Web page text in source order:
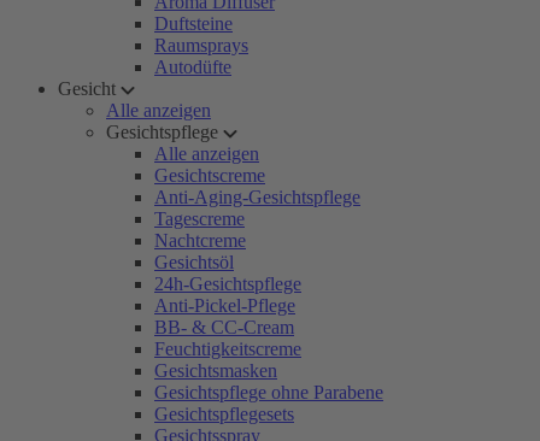
Duftsteine
Raumsprays
Autodüfte
Gesicht
Alle anzeigen
Gesichtspflege
Alle anzeigen
Gesichtscreme
Anti-Aging-Gesichtspflege
Tagescreme
Nachtcreme
Gesichtsöl
24h-Gesichtspflege
Anti-Pickel-Pflege
BB- & CC-Cream
Feuchtigkeitscreme
Gesichtsmasken
Gesichtspflege ohne Parabene
Gesichtspflegesets
Gesichtsspray